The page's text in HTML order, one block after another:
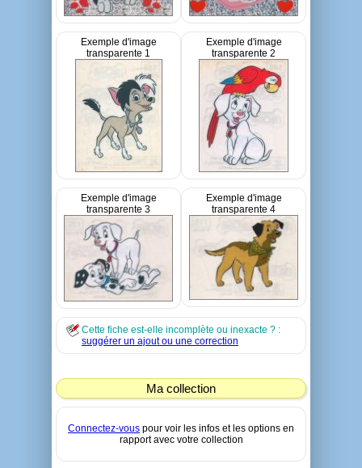
Exemple d'image
transparente 1
Exemple d'image
transparente 2
Exemple d'image
transparente 3
Exemple d'image
transparente 4
Cette fiche est-elle incomplète ou inexacte ? :
suggérer un ajout ou une correction
Ma collection
Connectez-vous pour voir les infos et les options en
rapport avec votre collection